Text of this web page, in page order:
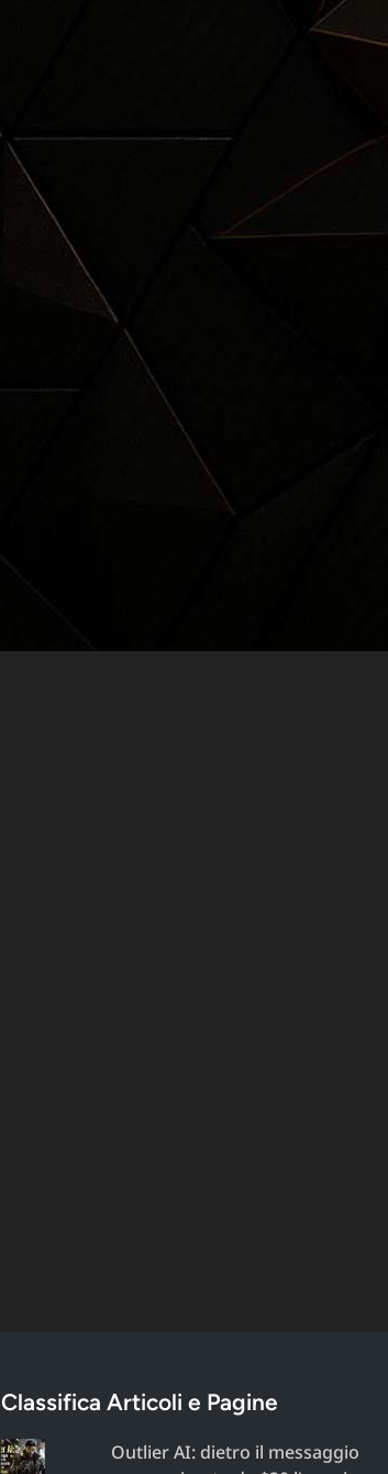
Classifica Articoli e Pagine
Outlier AI: dietro il messaggio